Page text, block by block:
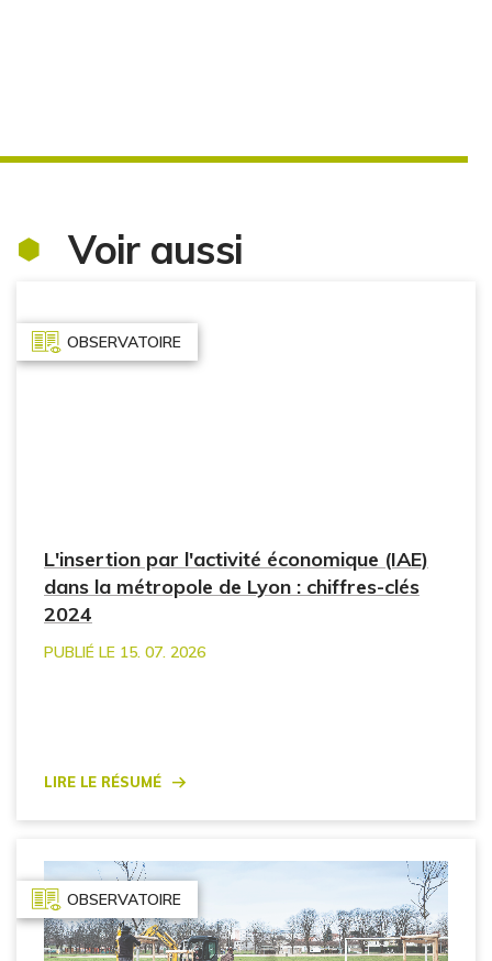
Voir aussi
OBSERVATOIRE
L'insertion par l'activité économique (IAE)
dans la métropole de Lyon : chiffres-clés
2024
PUBLIÉ LE 15. 07. 2026
Lire le résumé
OBSERVATOIRE